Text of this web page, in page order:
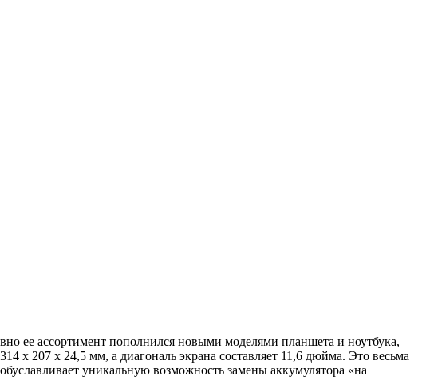
ее ассортимент пополнился новыми моделями планшета и ноутбука,
x 207 x 24,5 мм, а диагональ экрана составляет 11,6 дюйма. Это весьма
уникальную возможность замены аккумулятора «на